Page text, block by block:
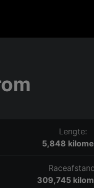
Lengte:
5,848
309,745